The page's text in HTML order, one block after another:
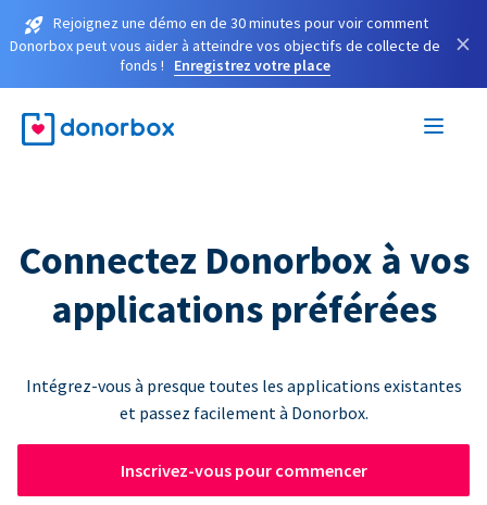
Rejoignez une démo en de 30 minutes pour voir comment
Donorbox peut vous aider à atteindre vos objectifs de collecte de
fonds !
Enregistrez votre place
×
Connectez Donorbox à vos
applications préférées
Intégrez-vous à presque toutes les applications existantes
et passez facilement à Donorbox.
Inscrivez-vous pour commencer